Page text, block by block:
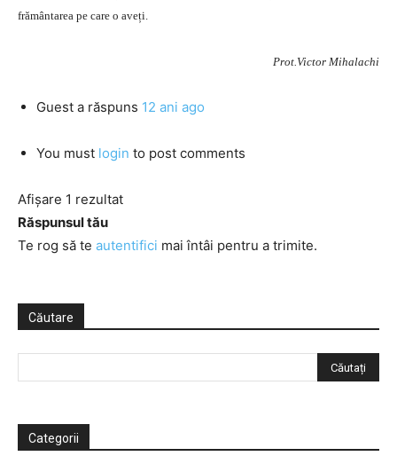
frământarea pe care o aveți.
Prot.Victor Mihalachi
Guest a răspuns 12 ani ago
You must login to post comments
Afișare 1 rezultat
Răspunsul tău
Te rog să te autentifici mai întâi pentru a trimite.
Căutare
Categorii